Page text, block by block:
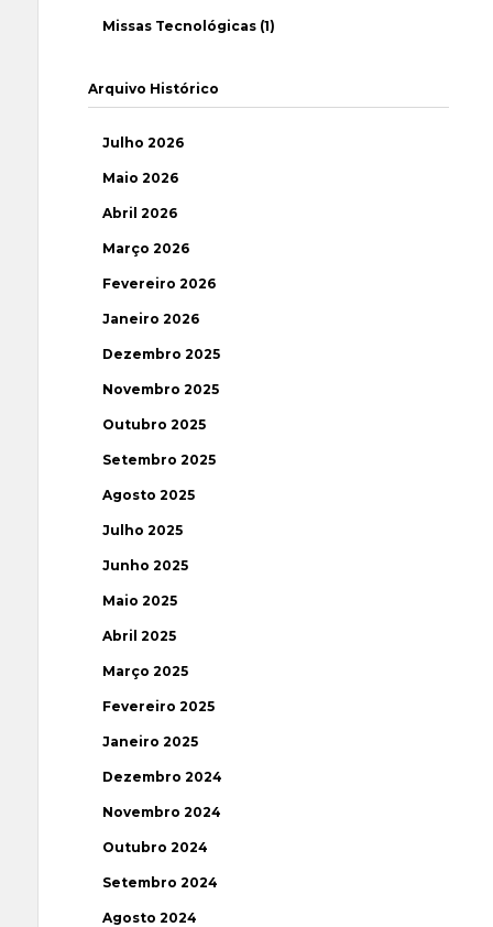
Missas Tecnológicas (1)
Arquivo Histórico
Julho 2026
Maio 2026
Abril 2026
Março 2026
Fevereiro 2026
Janeiro 2026
Dezembro 2025
Novembro 2025
Outubro 2025
Setembro 2025
Agosto 2025
Julho 2025
Junho 2025
Maio 2025
Abril 2025
Março 2025
Fevereiro 2025
Janeiro 2025
Dezembro 2024
Novembro 2024
Outubro 2024
Setembro 2024
Agosto 2024